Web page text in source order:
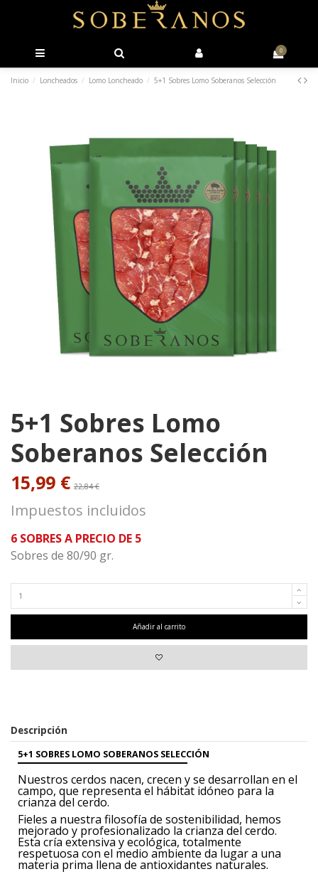
0
Inicio Loncheados Lomo Loncheado 5+1 Sobres Lomo Soberanos Selección
5+1 Sobres Lomo
Soberanos Selección
15,99 € 22,84 €
Impuestos incluidos
6 SOBRES A PRECIO DE 5
Sobres de 80/90 gr.
Añadir al carrito
Descripción
5+1 SOBRES LOMO SOBERANOS SELECCIÓN
Nuestros cerdos nacen, crecen y se desarrollan en el
campo, que representa el hábitat idóneo para la
crianza del cerdo.
Fieles a nuestra filosofía de sostenibilidad, hemos
mejorado y profesionalizado la crianza del cerdo.
Esta cría extensiva y ecológica, totalmente
respetuosa con el medio ambiente da lugara una
materia prima llena de antioxidantes naturales.